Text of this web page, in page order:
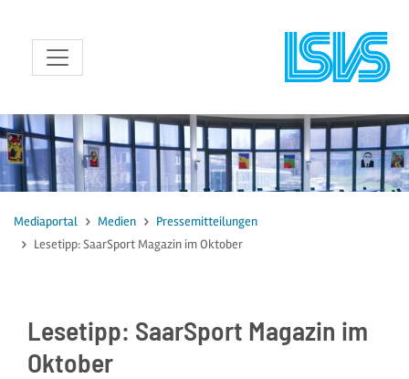
zum Inhalt
Mediaportal Medien
Pressemitteilungen
Lesetipp: SaarSport Magazin im Oktober
Lesetipp: SaarSport Magazin im
Oktober